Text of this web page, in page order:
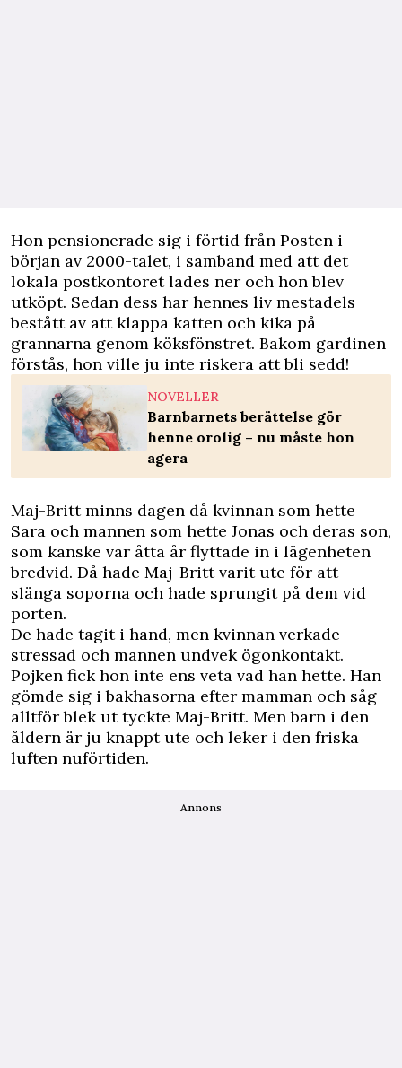
Hon pensionerade sig i förtid från Posten i
början av 2000-talet, i samband med att det
lokala postkontoret lades ner och hon blev
utköpt. Sedan dess har hennes liv mestadels
bestått av att klappa katten och kika på
grannarna genom köksfönstret. Bakom gardinen
förstås, hon ville ju inte riskera att bli sedd!
NOVELLER
Barnbarnets berättelse gör
henne orolig – nu måste hon
agera
Maj-Britt minns dagen då kvinnan som hette
Sara och mannen som hette Jonas och deras son,
som kanske var åtta år flyttade in i lägenheten
bredvid. Då hade Maj-Britt varit ute för att
slänga soporna och hade sprungit på dem vid
porten.
De hade tagit i hand, men kvinnan verkade
stressad och mannen undvek ögonkontakt.
Pojken fick hon inte ens veta vad han hette. Han
gömde sig i bakhasorna efter mamman och såg
alltför blek ut tyckte Maj-Britt. Men barn i den
åldern är ju knappt ute och leker i den friska
luften nuförtiden.
Annons